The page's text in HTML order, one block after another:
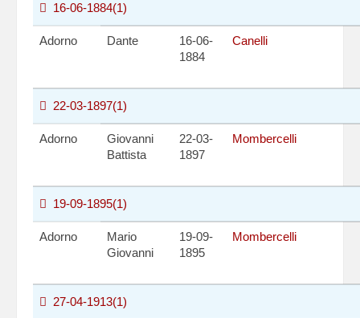
16-06-1884(1)
Adorno Dante
16-06-
1884
Canelli
22-03-1897(1)
Adorno
Giovanni
Battista
22-03-
1897
Mombercelli
19-09-1895(1)
Adorno
Mario
Giovanni
19-09-
1895
Mombercelli
27-04-1913(1)